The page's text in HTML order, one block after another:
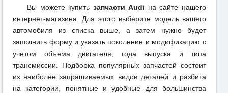
Вы можете купить запчасти Audi на сайте нашего
интернет-магазина. Для этого выберите модель вашего
автомобиля из списка выше, а затем нужно будет
заполнить форму и указать поколение и модификацию с
учетом объема двигателя, года выпуска и типа
трансмиссии. Подборка популярных запчастей состоит
из наиболее запрашиваемых видов деталей и разбита
на категории, понятные и удобные для большинства